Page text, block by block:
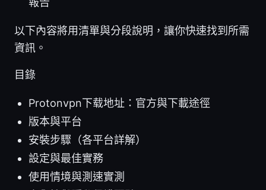
以下內容將用清單與分段說明，讓你快速找到所需
資訊。
目錄
Protonvpn下载地址：官方與下載途徑
版本與平台
安裝步驟（各平台詳解）
設定與最佳實務
使用情境與測速實測